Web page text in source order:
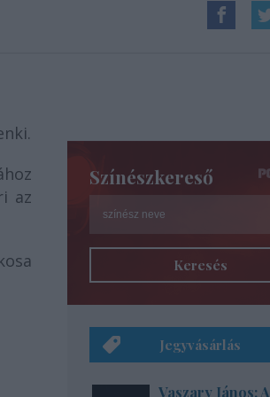
az
Színészkereső
Keresés
Jegyvásárlás
Vaszary János: A